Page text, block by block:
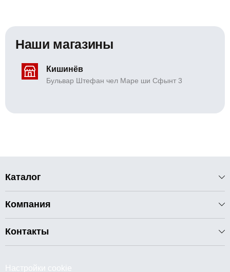
Наши магазины
Кишинёв
Бульвар Штефан чел Маре ши Сфынт 3
Каталог
Компания
Контакты
Настройки cookie